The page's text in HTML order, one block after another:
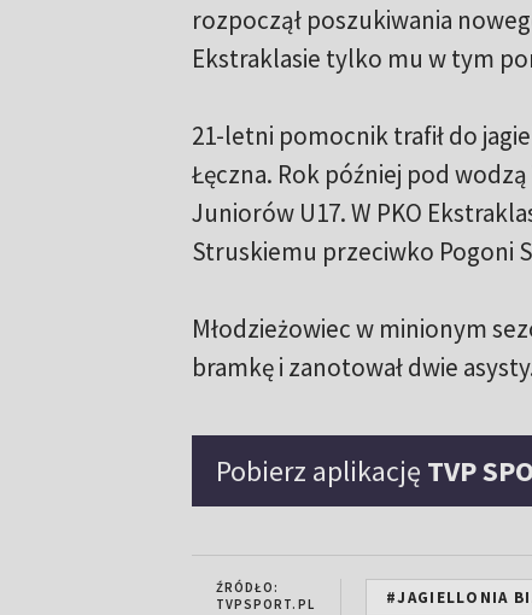
rozpoczął poszukiwania
Ekstraklasie tylko mu w tym
21-letni pomocnik trafił do
Łęczna. Rok później pod
Juniorów U17. W PKO
Struskiemu przeciwko Pogoni
Młodzieżowiec w minionym
bramkę i zanotował dwie
Pobierz aplikację TVP
ŹRÓDŁO:
TVPSPORT.PL
#JAGIELLONIA